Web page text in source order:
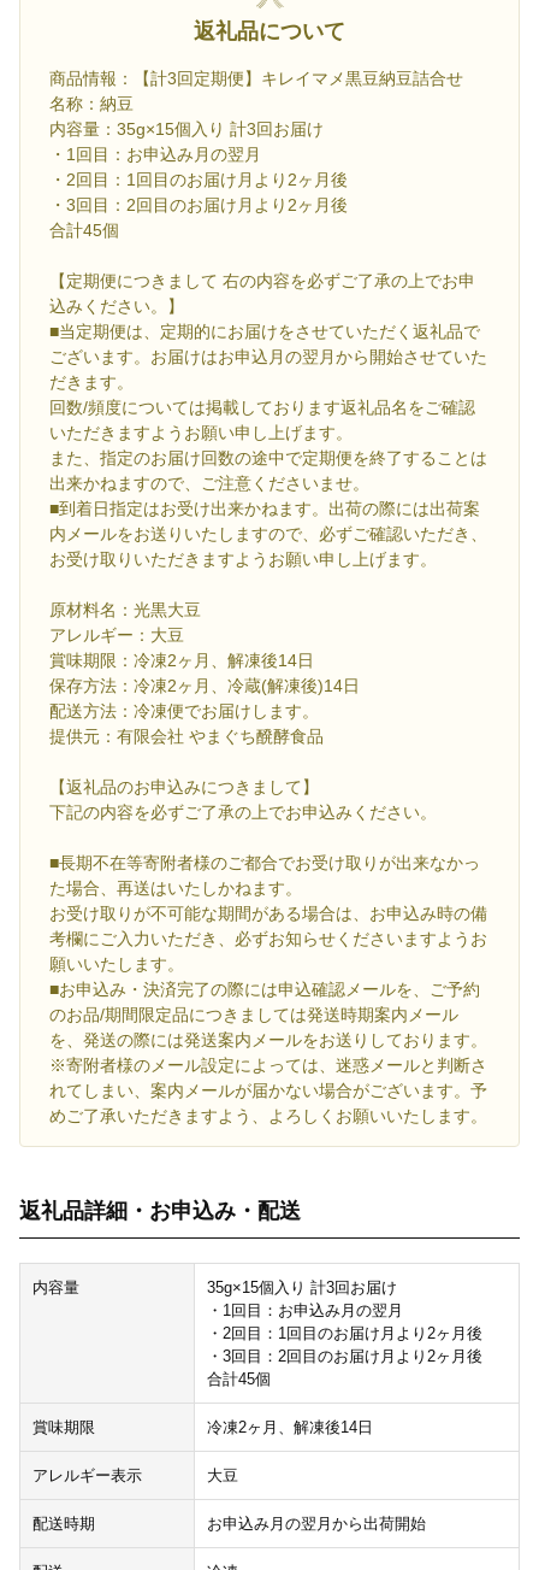
返礼品について
商品情報：【計3回定期便】キレイマメ黒豆納豆詰合せ
名称：納豆
内容量：35g×15個入り 計3回お届け
・1回目：お申込み月の翌月
・2回目：1回目のお届け月より2ヶ月後
・3回目：2回目のお届け月より2ヶ月後
合計45個
【定期便につきまして 右の内容を必ずご了承の上でお申
込みください。】
■当定期便は、定期的にお届けをさせていただく返礼品で
ございます。お届けはお申込月の翌月から開始させていた
だきます。
回数/頻度については掲載しております返礼品名をご確認
いただきますようお願い申し上げます。
また、指定のお届け回数の途中で定期便を終了することは
出来かねますので、ご注意くださいませ。
■到着日指定はお受け出来かねます。出荷の際には出荷案
内メールをお送りいたしますので、必ずご確認いただき、
お受け取りいただきますようお願い申し上げます。
原材料名：光黒大豆
アレルギー：大豆
賞味期限：冷凍2ヶ月、解凍後14日
保存方法：冷凍2ヶ月、冷蔵(解凍後)14日
配送方法：冷凍便でお届けします。
提供元：有限会社 やまぐち醗酵食品
【返礼品のお申込みにつきまして】
下記の内容を必ずご了承の上でお申込みください。
■長期不在等寄附者様のご都合でお受け取りが出来なかっ
た場合、再送はいたしかねます。
お受け取りが不可能な期間がある場合は、お申込み時の備
考欄にご入力いただき、必ずお知らせくださいますようお
願いいたします。
■お申込み・決済完了の際には申込確認メールを、ご予約
のお品/期間限定品につきましては発送時期案内メール
を、発送の際には発送案内メールをお送りしております。
※寄附者様のメール設定によっては、迷惑メールと判断さ
れてしまい、案内メールが届かない場合がございます。予
めご了承いただきますよう、よろしくお願いいたします。
返礼品詳細・お申込み・配送
内容量
35g×15個入り 計3回お届け
・1回目：お申込み月の翌月
・2回目：1回目のお届け月より2ヶ月後
・3回目：2回目のお届け月より2ヶ月後
合計45個
賞味期限 冷凍2ヶ月、解凍後14日
アレルギー表示 大豆
配送時期 お申込み月の翌月から出荷開始